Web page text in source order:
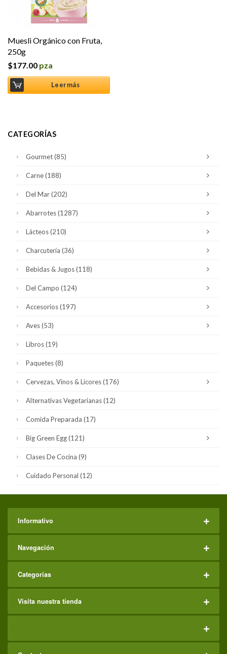
Muesli Orgánico con Fruta,
250g
$177.00 pza
Leer más
CATEGORÍAS
Gourmet(85)
Carne(188)
Del Mar(202)
Abarrotes(1287)
Lácteos(210)
Charcutería (36)
Bebidas & Jugos(118)
Del Campo (124)
Accesorios(197)
Aves(53)
Libros(19)
Paquetes(8)
Cervezas, Vinos & Licores(176)
Alternativas Vegetarianas(12)
Comida Preparada (17)
Big Green Egg(121)
Clases De Cocina (9)
Cuidado Personal (12)
Informativo
Navegación
Categorías
Visita nuestra tienda